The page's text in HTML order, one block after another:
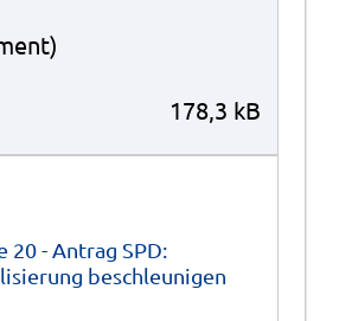
178,3 kB
20 - Antrag SPD:
beschleunigen